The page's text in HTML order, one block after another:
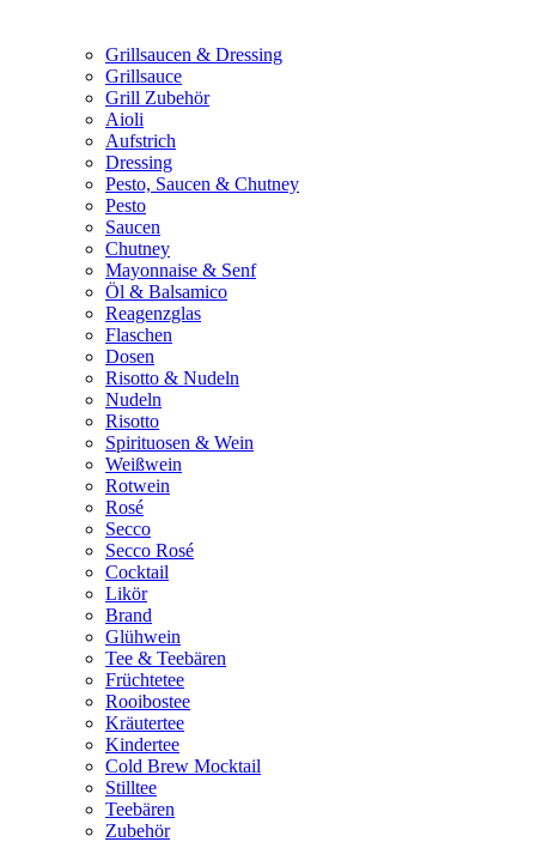
Grillsaucen & Dressing
Grillsauce
Grill Zubehör
Aioli
Aufstrich
Dressing
Pesto, Saucen & Chutney
Pesto
Saucen
Chutney
Mayonnaise & Senf
Öl & Balsamico
Reagenzglas
Flaschen
Dosen
Risotto & Nudeln
Nudeln
Risotto
Spirituosen & Wein
Weißwein
Rotwein
Rosé
Secco
Secco Rosé
Cocktail
Likör
Brand
Glühwein
Tee & Teebären
Früchtetee
Rooibostee
Kräutertee
Kindertee
Cold Brew Mocktail
Stilltee
Teebären
Zubehör